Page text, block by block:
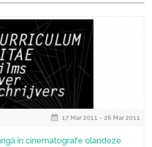
17 Mar 2011 - 26 Mar 2011
în cinematografe olandeze